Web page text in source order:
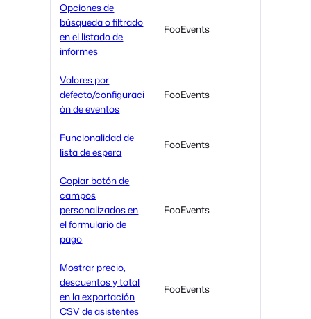
Opciones de
búsqueda o filtrado
en el listado de
informes
FooEvents
Valores por
defecto/configuraci
ón de eventos
FooEvents
Funcionalidad de
lista de espera
FooEvents
Copiar botón de
campos
personalizados en
el formulario de
pago
FooEvents
Mostrar precio,
descuentos y total
en la exportación
CSV de asistentes
FooEvents